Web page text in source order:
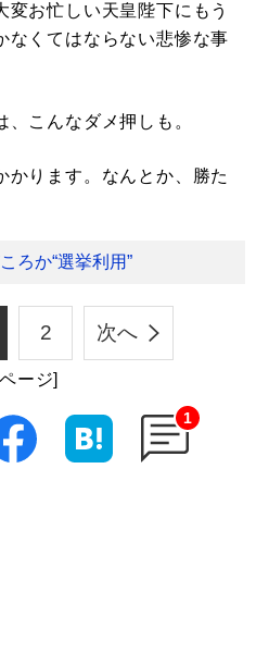
変お忙しい天皇陛下にもう
なくてはならない悲惨な事
こんなダメ押しも。
かります。なんとか、勝た
ろか“選挙利用”
2 次へ
ージ]
1